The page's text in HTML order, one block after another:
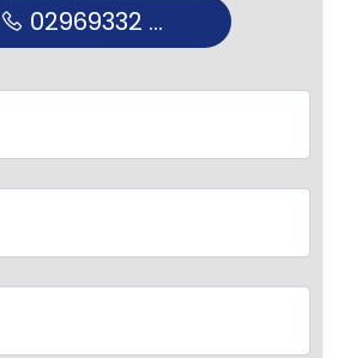
02969332 ...